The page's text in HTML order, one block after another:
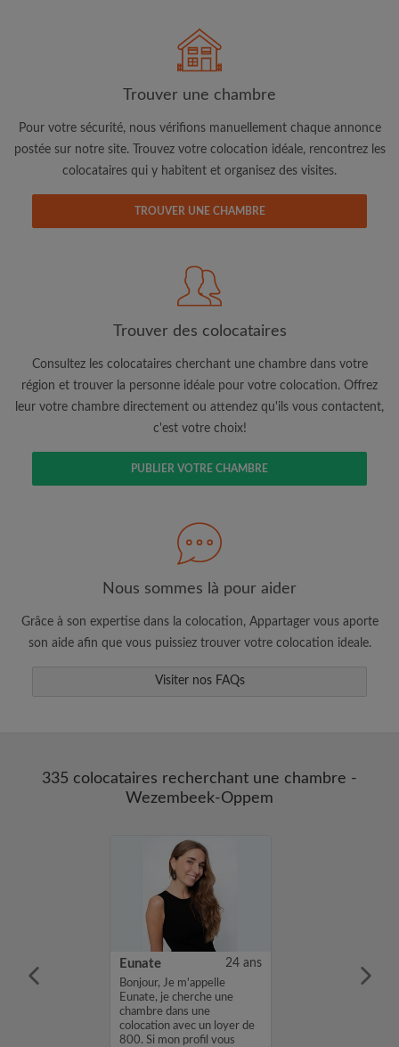
Adresse email
et ai pris connaissance de la
CRÉER PROFIL
jour du compte par e-mail
Faites une recherche selon ce qui vous
semble important
Consultez les chambres et les profils des
colocataires
Recevez des alertes pour toute nouvelle
annonce correspondant à vos critères
Faites vos demandes de visites
Trouver une chambre
Pour votre sécurité, nous vérifions manuellement chaque annonce
postée sur notre site. Trouvez votre colocation idéale, rencontrez les
colocataires qui y habitent et organisez des visites.
TROUVER UNE CHAMBRE
Trouver des colocataires
Consultez les colocataires cherchant une chambre dans votre
région et trouver la personne idéale pour votre colocation. Offrez
leur votre chambre directement ou attendez qu'ils vous contactent,
c'est votre choix!
PUBLIER VOTRE CHAMBRE
Nous sommes là pour aider
Grâce à son expertise dans la colocation, Appartager vous aporte
son aide afin que vous puissiez trouver votre colocation ideale.
Visiter nos FAQs
335 colocataires recherchant une chambre -
Wezembeek-Oppem
votre
Eunate 24 ans
Bonjour, Je m'appelle
Eunate, je cherche une
chambre dans une
colocation avec un loyer de
800. Si mon profil vous